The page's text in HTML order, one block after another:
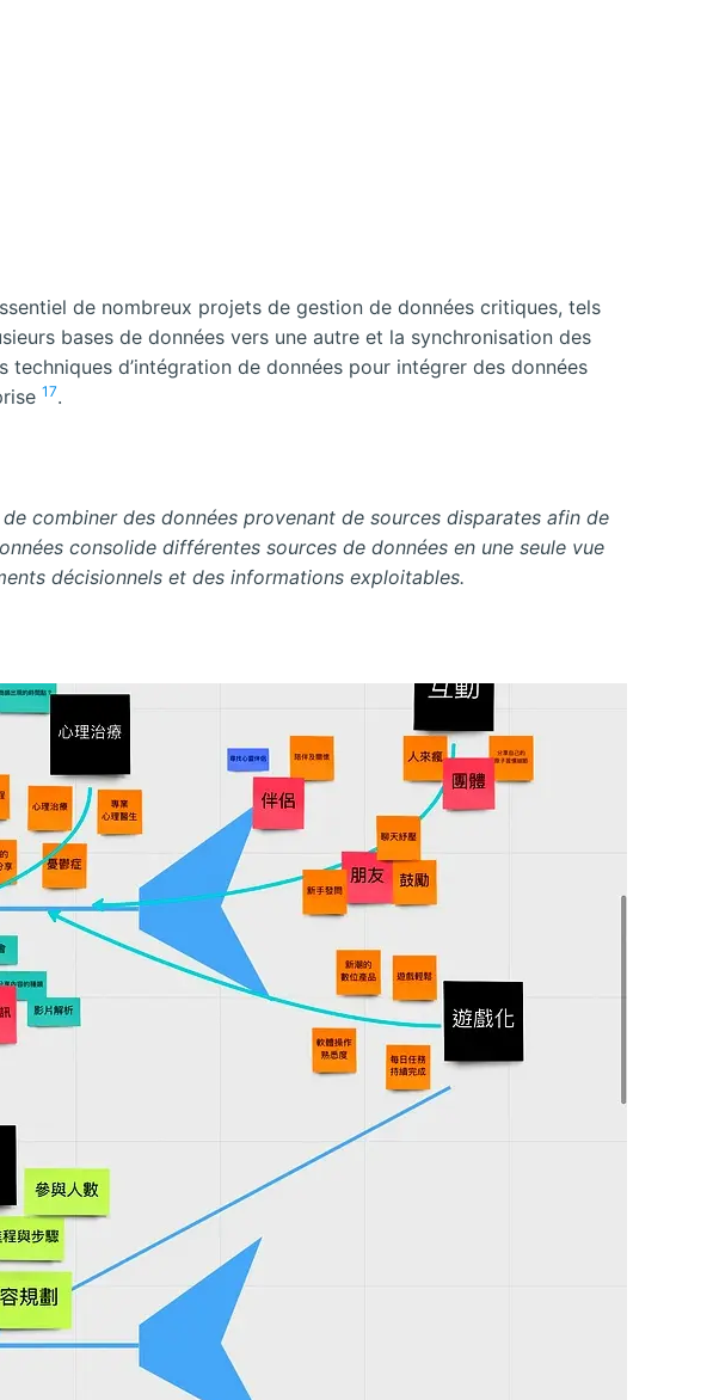
de nombreux projets de gestion de données critiques, tels
bases de données vers une autre et la synchronisation des
d’intégration de données pour intégrer des données
17.
combiner des données provenant de sources disparates afin de
consolide différentes sources de données en une seule vue
décisionnels et des informations exploitables.